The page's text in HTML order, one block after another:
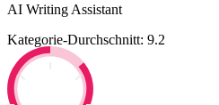
AI Writing Assistant
Kategorie-Durchschnitt: 9.2